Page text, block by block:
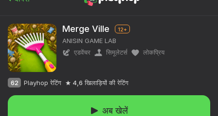
Merge Ville 12+
ANISIN GAME LAB
एडवेंचर
सिमूलेटर्स लोकप्रिय
62 Playhop रेटिंग 4,6 खिलाड़ियों की रेटिंग
अब खेलें